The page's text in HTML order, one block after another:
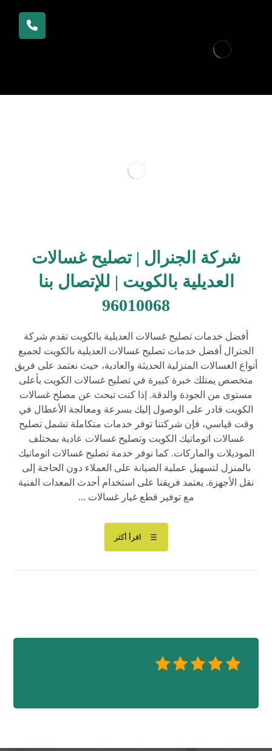
شركة الجنرال | تصليح غسالات
العديلية بالكويت | للإتصال بنا
96010068
أفضل خدمات تصليح غسالات العديلية بالكويت تقدم شركة
الجنرال أفضل خدمات تصليح غسالات العديلية بالكويت لجميع
أنواع الغسالات المنزلية الحديثة والعادية، حيث نعتمد على فريق
متخصص يمتلك خبرة كبيرة في تصليح غسالات الكويت بأعلى
مستوى من الجودة والدقة. إذا كنت تبحث عن مصلح غسالات
الكويت قادر على الوصول إليك بسرعة ومعالجة الأعطال في
وقت قياسي، فإن شركتنا توفر خدمات متكاملة تشمل تصليح
غسالات اتوماتيك الكويت وتصليح غسالات عادية بمختلف
الموديلات والماركات. كما نوفر خدمة تصليح غسالات اتوماتيك
بالمنزل لتسهيل عملية الصيانة على العملاء دون الحاجة إلى
نقل الأجهزة. يعتمد فريقنا على استخدام أحدث المعدات الفنية
مع توفير قطع غيار غسالات ...
اقرأ أكثر